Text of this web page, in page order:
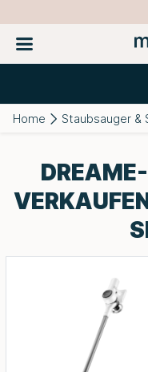
Home Staubsauger &